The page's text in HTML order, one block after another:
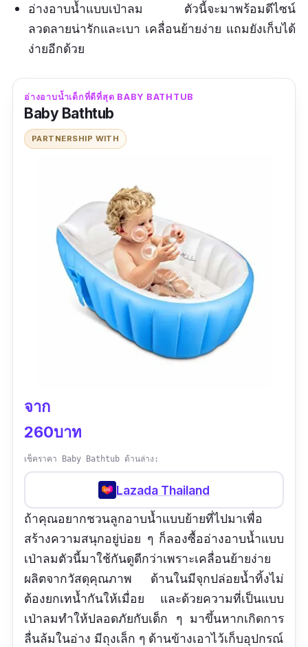
อ่างอาบน้ำแบบเป่าลม ตัวนี้จะมาพร้อมดีไซน์
ลวดลายน่ารักและเบา เคลื่อนย้ายง่าย แถมยังเก็บได้
ง่ายอีกด้วย
อ่างอาบน้ำเด็กที่ดีที่สุด BABY BATHTUB
Baby Bathtub
PARTNERSHIP WITH
จาก
260บาท
เช็คราคา Baby Bathtub ด้านล่าง:
Lazada Thailand
ถ้าคุณอยากชวนลูกอาบน้ำแบบย้ายที่ไปมาเพื่อ
สร้างความสนุกอยู่บ่อย ๆ ก็ลองซื้ออ่างอาบน้ำแบบ
เป่าลมตัวนี้มาใช้กันดูดีกว่าเพราะเคลื่อนย้ายง่าย
ผลิตจากวัสดุคุณภาพ ด้านในมีจุกปล่อยน้ำทิ้งไม่
ต้องยกเทน้ำกันให้เมื่อย และด้วยความที่เป็นแบบ
เป่าลมทำให้ปลอดภัยกับเด็ก ๆ มาขึ้นหากเกิดการ
ลื่นล้มในอ่าง มีถุงเล็ก ๆ ด้านข้างเอาไว้เก็บอุปกรณ์